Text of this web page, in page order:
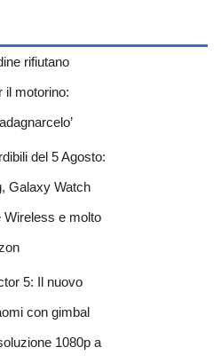
rifiutano
il motorino:
del 5 Agosto:
Galaxy Watch
Wireless e molto
5: Il nuovo
con gimbal
1080p a